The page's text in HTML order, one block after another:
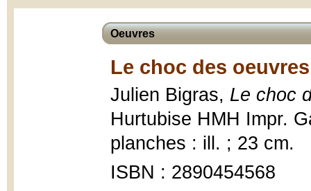
Oeuvres
Le choc des
Julien Bigras, Le choc
Hurtubise HMH Impr.
planches : ill. ; 23 cm.
ISBN : 2890454568